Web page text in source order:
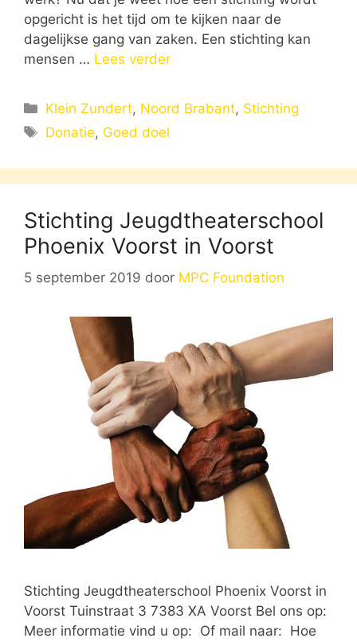
opgericht is het tijd om te kijken naar de
dagelijkse gang van zaken. Een stichting kan
mensen … Lees verder
Categorieën
Klein Zundert, Noord Brabant, Stichting
Tags
Donatie, Goed doel
Stichting Jeugdtheaterschool
Phoenix Voorst in Voorst
5 september 2019 door MPC Foundation
Stichting Jeugdtheaterschool Phoenix Voorst in
Voorst Tuinstraat 3 7383 XA Voorst Bel ons op:
Meer informatie vind u op: Of mail naar: Hoe